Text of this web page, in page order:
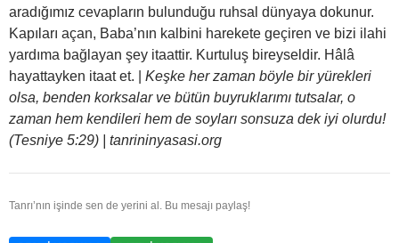
aradığımız cevapların bulunduğu ruhsal dünyaya dokunur.
Kapıları açan, Baba’nın kalbini harekete geçiren ve bizi ilahi
yardıma bağlayan şey itaattir. Kurtuluş bireyseldir. Hâlâ
hayattayken itaat et. | Keşke her zaman böyle bir yürekleri
olsa, benden korksalar ve bütün buyruklarımı tutsalar, o
zaman hem kendileri hem de soyları sonsuza dek iyi olurdu!
(Tesniye 5:29) | tanrininyasasi.org
Tanrı’nın işinde sen de yerini al. Bu mesajı paylaş!